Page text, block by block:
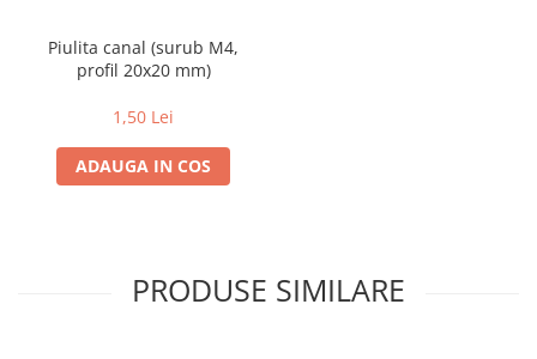
Piulita canal (surub M4,
profil 20x20 mm)
1,50 Lei
ADAUGA IN COS
PRODUSE SIMILARE